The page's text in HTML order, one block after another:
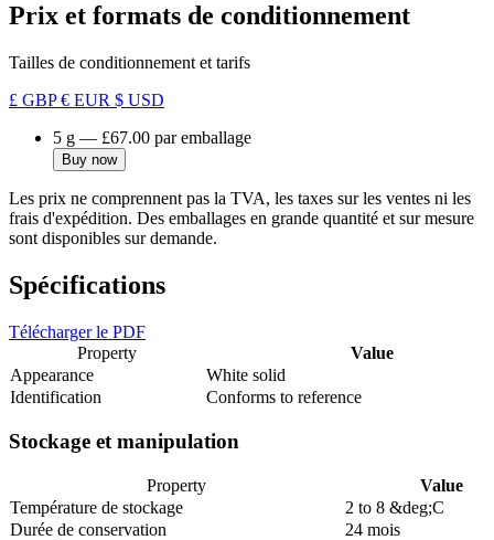
Prix et formats de conditionnement
Tailles de conditionnement et tarifs
£ GBP€ EUR $ USD
5 g — £67.00 par emballage
Buy now
Les prix ne comprennent pas la TVA, les taxes sur les ventes ni les
frais d'expédition. Des emballages en grande quantité et sur mesure
sont disponibles sur demande.
Spécifications
Télécharger le PDF
Property
Value
Appearance
White solid
Identification
Conforms to reference
Stockage et manipulation
Property
Value
Température de stockage
2 to 8 &deg;C
Durée de conservation
24 mois